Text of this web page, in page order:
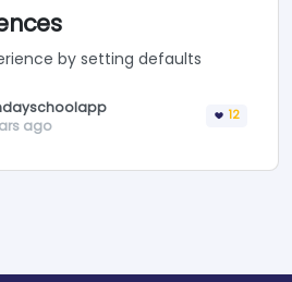
by setting defaults
ago
12